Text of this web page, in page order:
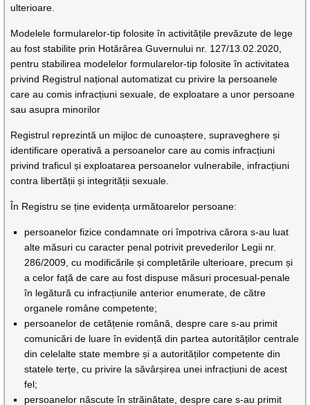
ulterioare.
Modelele formularelor-tip folosite în activitățile prevăzute de lege
au fost stabilite prin Hotărârea Guvernului nr. 127/13.02.2020,
pentru stabilirea modelelor formularelor-tip folosite în activitatea
privind Registrul național automatizat cu privire la persoanele
care au comis infracțiuni sexuale, de exploatare a unor persoane
sau asupra minorilor
Registrul reprezintă un mijloc de cunoaștere, supraveghere și
identificare operativă a persoanelor care au comis infracțiuni
privind traficul și exploatarea persoanelor vulnerabile, infracțiuni
contra libertății și integrității sexuale.
În Registru se ține evidența următoarelor persoane:
persoanelor fizice condamnate ori împotriva cărora s-au luat
alte măsuri cu caracter penal potrivit prevederilor Legii nr.
286/2009, cu modificările și completările ulterioare, precum și
a celor față de care au fost dispuse măsuri procesual-penale
în legătură cu infracțiunile anterior enumerate, de către
organele române competente;
persoanelor de cetățenie română, despre care s-au primit
comunicări de luare în evidență din partea autorităților centrale
din celelalte state membre și a autorităților competente din
statele terțe, cu privire la săvârșirea unei infracțiuni de acest
fel;
persoanelor născute în străinătate, despre care s-au primit